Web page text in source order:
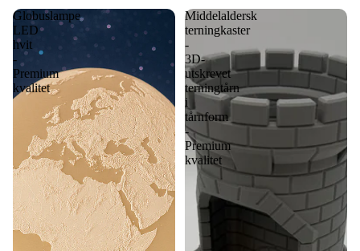
Globuslampe
LED
hvit
-
Premium
kvalitet
Middelaldersk
terningkaster
-
3D-
utskrevet
terningtårn
i
tårnform
-
Premium
kvalitet